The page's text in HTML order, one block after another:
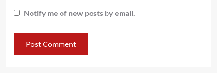
Notify me of new posts by email.